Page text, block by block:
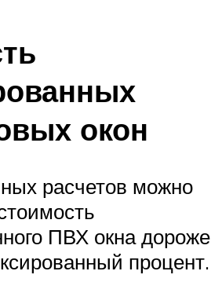
окон
расчетов можно
ПВХ окна дороже
процент.